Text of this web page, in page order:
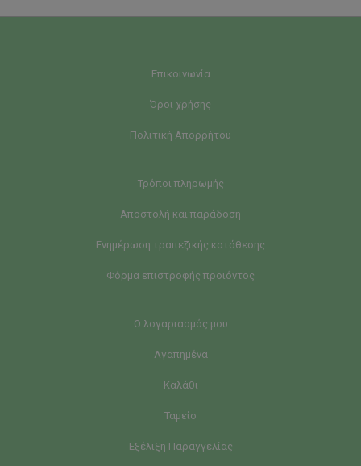
Επικοινωνία
Όροι χρήσης
Πολιτική Απορρήτου
Τρόποι πληρωμής
Αποστολή και παράδοση
Ενημέρωση τραπεζικής κατάθεσης
Φόρμα επιστροφής προιόντος
Ο λογαριασμός μου
Αγαπημένα
Καλάθι
Ταμείο
Εξέλιξη Παραγγελίας